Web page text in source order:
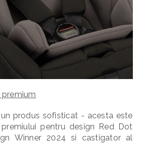
premium
un produs sofisticat - acesta este
pentru design Red Dot
Winner 2024 si castigator al